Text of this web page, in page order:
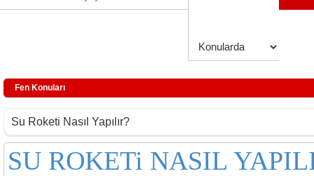
Fen Konuları
Su Roketi Nasıl Yapılır?
SU ROKETi NASIL